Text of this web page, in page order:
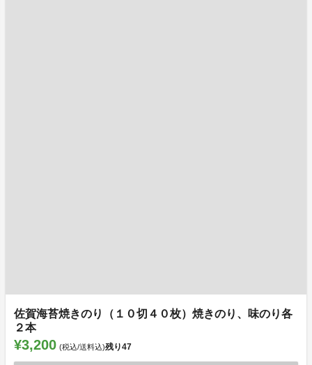
佐賀海苔焼きのり（１０切４０枚）焼きのり、味のり各
２本
¥3,200 (税込/送料込)残り47